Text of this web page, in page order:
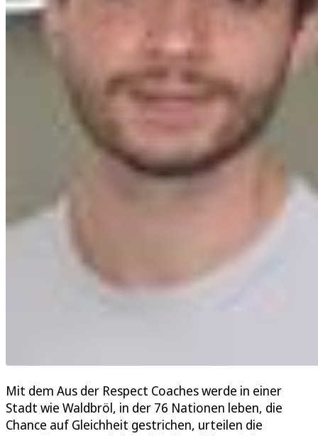
Mit dem Aus der Respect Coaches werde in einer
Stadt wie Waldbröl, in der 76 Nationen leben, die
Chance auf Gleichheit gestrichen, urteilen die